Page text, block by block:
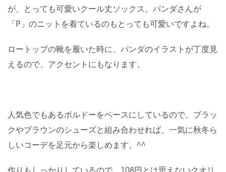
が、とっても可愛いクール丈ソックス。パンダさんが
「P」のニットを着ているのもとっても可愛いですよね。
ロートップの靴を履いた時に、パンダのイラストが丁度見
えるので、アクセントにもなります。
人気色でもあるボルドーをベースにしているので、ブラッ
クやブラウンのシューズと組み合わせれば、一気に秋冬ら
しいコーデを足元から楽しめます。^^